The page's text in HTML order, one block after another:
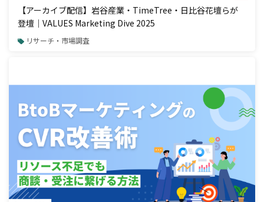
【アーカイブ配信】岩谷産業・TimeTree・日比谷花壇らが
登壇｜VALUES Marketing Dive 2025
リサーチ・市場調査